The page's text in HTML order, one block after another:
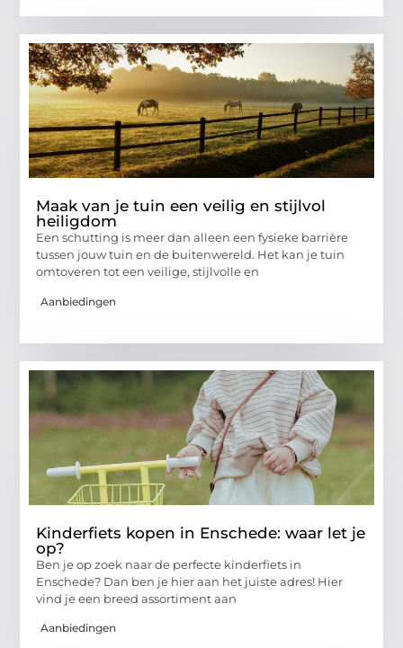
Maak van je tuin een veilig en stijlvol
heiligdom
Een schutting is meer dan alleen een fysieke barrière
tussen jouw tuin en de buitenwereld. Het kan je tuin
omtoveren tot een veilige, stijlvolle en
Aanbiedingen
Kinderfiets kopen in Enschede: waar let je
op?
Ben je op zoek naar de perfecte kinderfiets in
Enschede? Dan ben je hier aan het juiste adres! Hier
vind je een breed assortiment aan
Aanbiedingen